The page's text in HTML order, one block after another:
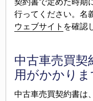
契約書で定めた時期
行ってください。名
ウェブサイト を確認
中古車売買契
用がかかりま
中古車売買契約書は